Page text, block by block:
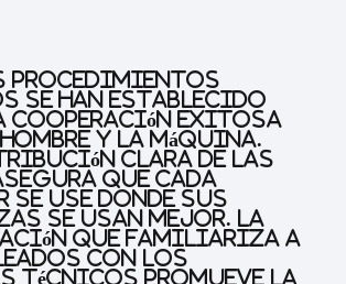
procedimientos
se han establecido
cooperación exitosa
y la máquina.
clara de las
que cada
use donde sus
se usan mejor. La
que familiariza a
con los
técnicos promueve la